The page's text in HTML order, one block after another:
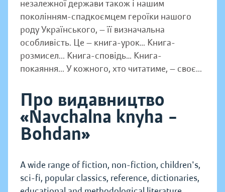
незалежної держави також і нашим
поколінням-спадкоємцем героїки нашого
роду Українського, — її визначальна
особливість. Це — книга-урок… Книга-
розмисел... Книга-сповідь… Книга-
покаяння... У кожного, хто читатиме, — своє...
Про видавництво
«Navchalna knyha –
Bohdan»
A wide range of fiction, non-fiction, children's,
sci-fi, popular classics, reference, dictionaries,